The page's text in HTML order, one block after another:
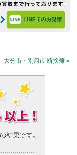
大分市・別府市 断捨離 »